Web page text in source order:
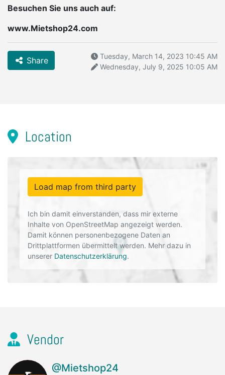
Besuchen Sie uns auch auf:
www.Mietshop24.com
Share
Tuesday, March 14, 2023 10:45 AM
Wednesday, July 9, 2025 10:05 AM
Location
Load map from third party
Ich bin damit einverstanden, dass mir externe
Inhalte von OpenStreetMap angezeigt werden.
Damit können personenbezogene Daten an
Drittplattformen übermittelt werden. Mehr dazu in
unserer Datenschutzerklärung.
Vendor
@Mietshop24